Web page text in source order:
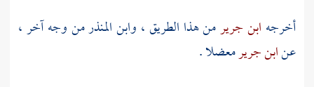
أخرجه ابن جريرمن هذا الطريق ، وابن المنذرمن وجه آخر ،
عنابن جريرمعضلا .